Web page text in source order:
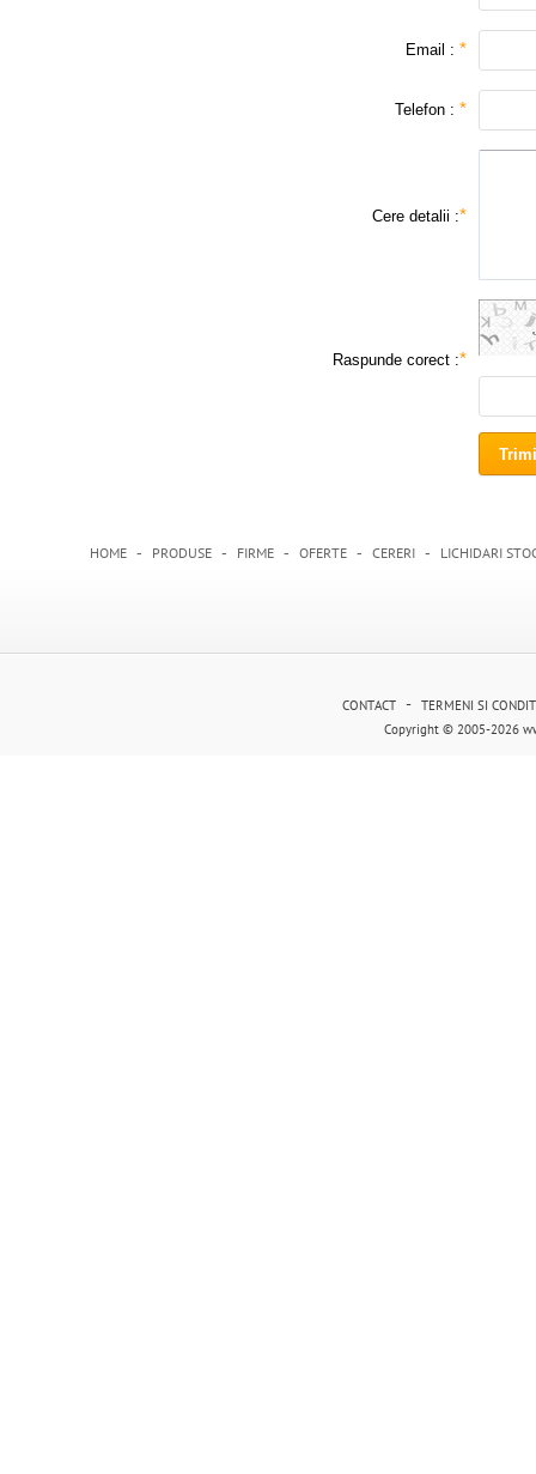
Email : *
Telefon : *
Cere detalii :*
Raspunde corect :*
HOME - PRODUSE - FIRME - OFERTE - CERERI - LICHIDARI
CONTACT - TERMENI SI
Copyright © 2005-2026